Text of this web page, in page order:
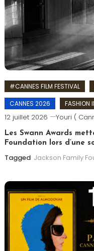
#CANNES FILM FESTIVAL
CANNES 2026
FASHION
12 juillet 2026 Youri (
Les Swann Awards
Foundation lors d’une
Tagged Jackson Family